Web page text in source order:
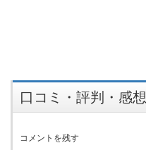
口コミ・評判・感想
コメントを残す